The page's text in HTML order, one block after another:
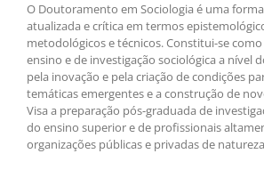
O Doutoramento em Sociologia é uma
atualizada e crítica em termos
metodológicos e técnicos. Constitui-se
ensino e de investigação sociológica a nível
pela inovação e pela criação de condições
temáticas emergentes e a construção de
Visa a preparação pós-graduada de
do ensino superior e de profissionais
organizações públicas e privadas de